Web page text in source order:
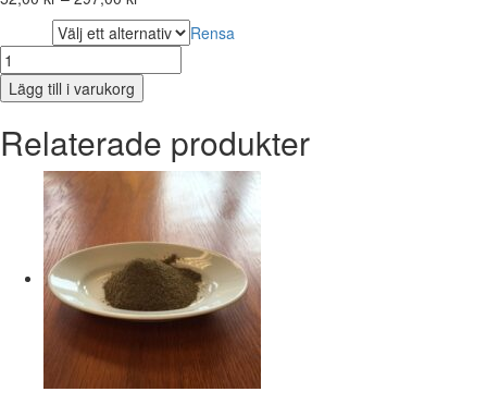
Rensa
Kryddblandning
Chorizo
mängd
Lägg till i varukorg
Relaterade produkter